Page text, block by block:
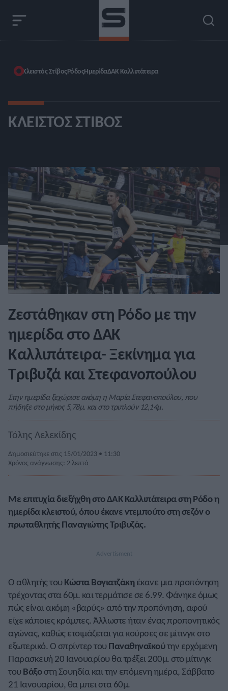
Κλειστός ΣτίβοςΡόδοςΗμερίδαΔΑΚ Καλλιπάτειρα
ΚΛΕΙΣΤΌΣ ΣΤΊΒΟΣ
Ζεστάθηκαν στη Ρόδο με την
ημερίδα στο ΔΑΚ
Καλλιπάτειρα- Ξεκίνημα για
Τριβυζά και Στεφανοπούλου
Στην ημερίδα ξεχώρισε ακόμη η Μαρία Στεφανοπούλου, που
πήδηξε στο μήκος 5,78μ. και στο τριπλούν 12,14μ.
Τόλης Λελεκίδης
Δημοσιεύτηκε στις 15/01/2023 • 11:30
Χρόνος ανάγνωσης: 2 λεπτά
Με επιτυχία διεξήχθη στο ΔΑΚ Καλλιπάτειρα στη Ρόδο η
ημερίδα κλειστού, όπου έκανε ντεμπούτο στη σεζόν ο
πρωταθλητής Παναγιώτης Τριβυζάς.
Ο αθλητής του Κώστα Βογιατζάκηέκανε μια προπόνηση
τρέχοντας στα 60μ. και τερμάτισε σε 6.99. Φάνηκε όμως
πώς είναι ακόμη «βαρύς» από την προπόνηση, αφού
είχε κάποιες κράμπες. Άλλωστε ήταν ένας προπονητικός
αγώνας, καθώς ετοιμάζεται για κούρσες σε μίτινγκ στο
εξωτερικό. Ο σπρίντερ του Παναθηναϊκούτην ερχόμενη
Παρασκευή 20 Ιανουαρίου θα τρέξει 200μ. στο μίτινγκ
του Βάξοστη Σουηδία και την επόμενη ημέρα, Σάββατο
21 Ιανουαρίου, θα μπει στα 60μ.